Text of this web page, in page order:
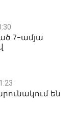
7-ամյա
են